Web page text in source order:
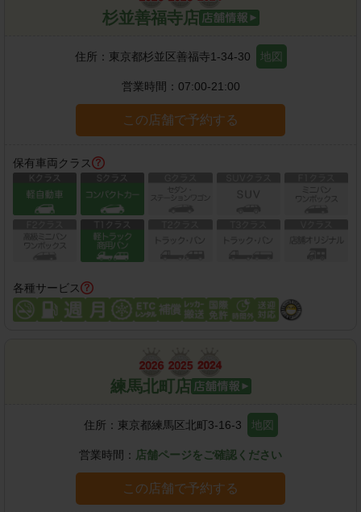
杉並善福寺店
住所： 東京都杉並区善福寺1-34-30 地図
営業時間： 07:00-21:00
この店舗で予約する
保有車両クラス
各種サービス
練馬北町店
住所： 東京都練馬区北町3-16-3 地図
営業時間： 店舗ページをご確認ください
この店舗で予約する